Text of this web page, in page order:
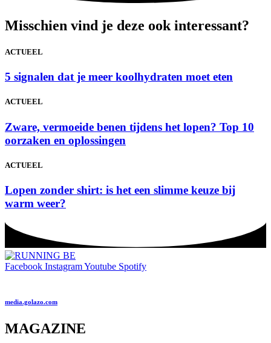
Misschien vind je deze ook interessant?
ACTUEEL
5 signalen dat je meer koolhydraten moet eten
ACTUEEL
Zware, vermoeide benen tijdens het lopen? Top 10
oorzaken en oplossingen
ACTUEEL
Lopen zonder shirt: is het een slimme keuze bij
warm weer?
Facebook InstagramYoutube Spotify
media.golazo.com
MAGAZINE